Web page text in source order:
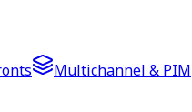
Multichannel & PIM